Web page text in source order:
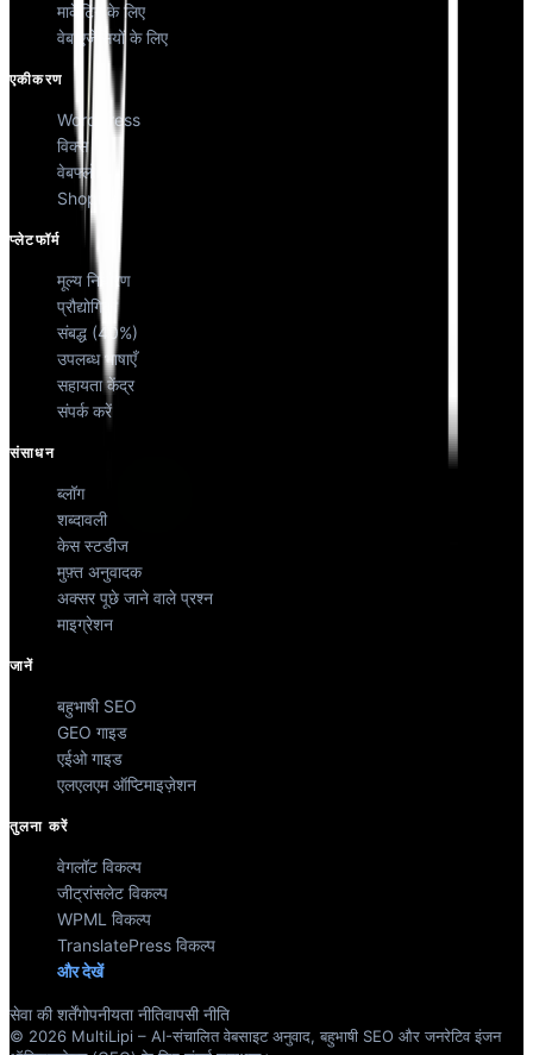
मार्केटिंग के लिए
वेब एजेंसियों के लिए
एकीकरण
WordPress
विक्स
वेबफ्लो
Shopify
प्लेटफॉर्म
मूल्य निर्धारण
प्रौद्योगिकी
संबद्ध (40%)
उपलब्ध भाषाएँ
सहायता केंद्र
संपर्क करें
संसाधन
ब्लॉग
शब्दावली
केस स्टडीज
मुफ़्त अनुवादक
अक्सर पूछे जाने वाले प्रश्न
माइग्रेशन
जानें
बहुभाषी SEO
GEO गाइड
एईओ गाइड
एलएलएम ऑप्टिमाइज़ेशन
तुलना करें
वेगलॉट विकल्प
जीट्रांसलेट विकल्प
WPML विकल्प
TranslatePress विकल्प
और देखें
सेवा की शर्तेंगोपनीयता नीतिवापसी नीति
© 2026 MultiLipi – AI-संचालित वेबसाइट अनुवाद, बहुभाषी SEO और जनरेटिव इंजन